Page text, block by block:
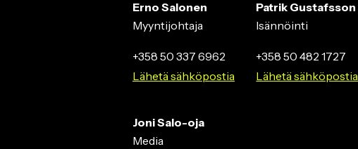
Erno Salonen
Myyntijohtaja
+358 50 337 6962
Lähetä sähköpostia
Patrik Gustafsson
Isännöinti
+358 50 482 1727
Lähetä sähköpostia
Joni Salo-oja
Media